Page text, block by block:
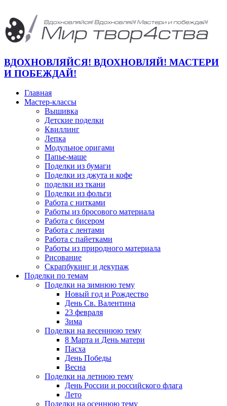
ВДОХНОВЛЯЙСЯ! ВДОХНОВЛЯЙ! МАСТЕРИ
И ПОБЕЖДАЙ!
Главная
Мастер-классы
Вышивка
Детские поделки
Квиллинг
Лепка
Модульное оригами
Папье-маше
Поделки из бумаги
Поделки из джута и кофе
поделки из ткани
Поделки из фольги
Работа с нитками
Работы из бросового материала
Работа с бисером
Работа с лентами
Работа с пайетками
Работы из природного материала
Рисование
Скрапбукинг и декупаж
Поделки по темам
Поделки на зимнюю тему
Новый год и Рождество
День Св. Валентина
23 февраля
Зима
Поделки на весеннюю тему
8 Марта и День матери
Пасха
День Победы
Весна
Поделки на летнюю тему
День России и российского флага
Лето
Поделки на осеннюю тему